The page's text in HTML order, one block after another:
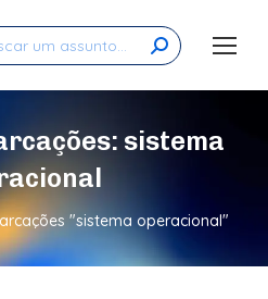
sistema
"sistema operacional"